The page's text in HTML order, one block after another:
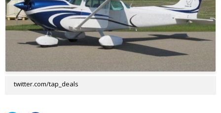
twitter.com/tap_deals